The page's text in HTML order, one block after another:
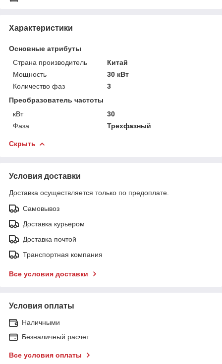
Характеристики
Основные атрибуты
Страна производитель
Китай
Мощность
30 кВт
Количество фаз
3
Преобразователь частоты
кВт
30
Фаза
Трехфазный
Скрыть
Условия доставки
Доставка осуществляется только по предоплате.
Самовывоз
Доставка курьером
Доставка почтой
Транспортная компания
Все условия доставки
Условия оплаты
Наличными
Безналичный расчет
Все условия оплаты